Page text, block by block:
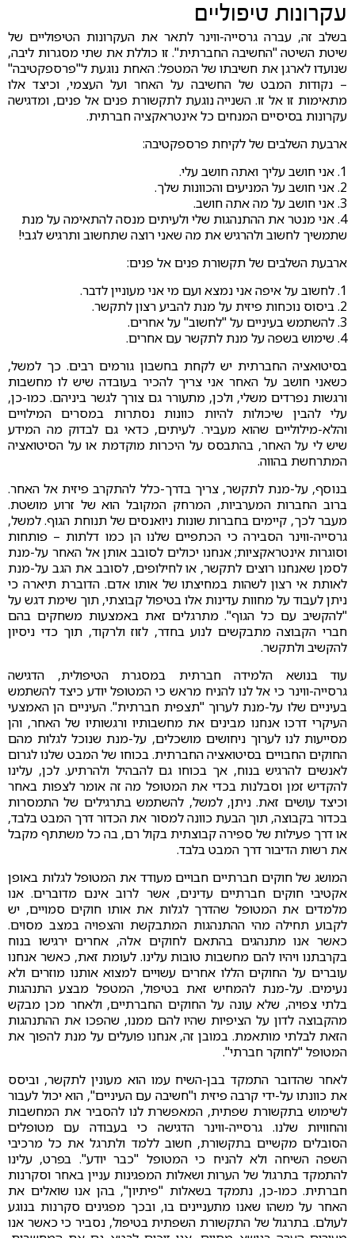
עקרונות טיפוליים
בשלב זה, עברה גרסייה-ווינר לתאר את העקרונות הטיפוליים של
שיטת השיטה "החשיבה החברתית". זו כוללת את שתי מסגרות ליבה,
שנועדו לארגן את חשיבתו של המטפל: האחת נוגעת ל"פרספקטיבה"
– נקודות המבט של החשיבה על האחר ועל העצמי, וכיצד אלו
מתאימות זו אל זו. השנייה נוגעת לתקשורת פנים אל פנים, ומדגישה
עקרונות בסיסיים המנחים כל אינטראקציה חברתית.
ארבעת השלבים של לקיחת פרספקטיבה:
1. אני חושב עליך ואתה חושב עלי.
2. אני חושב על המניעים והכוונות שלך.
3. אני חושב על מה אתה חושב.
4. אני מנטר את ההתנהגות שלי ולעיתים מנסה להתאימה על מנת
שתמשיך לחשוב ולהרגיש את מה שאני רוצה שתחשוב ותרגיש לגבי!
ארבעת השלבים של תקשורת פנים אל פנים:
1. לחשוב על איפה אני נמצא ועם מי אני מעוניין לדבר.
2. ביסוס נוכחות פיזית על מנת להביע רצון לתקשר.
3. להשתמש בעיניים על "לחשוב" על אחרים.
4. שימוש בשפה על מנת לתקשר עם אחרים.
בסיטואציה החברתית יש לקחת בחשבון גורמים רבים. כך למשל,
כשאני חושב על האחר אני צריך להכיר בעובדה שיש לו מחשבות
ורגשות נפרדים משלי, ולכן, מתעורר גם צורך לגשר ביניהם. כמו-כן,
עלי להבין שיכולות להיות כוונות נסתרות במסרים המילויים
והלא-מילוליים שהוא מעביר. לעיתים, כדאי גם לבדוק מה המידע
שיש לי על האחר, בהתבסס על היכרות מוקדמת או על הסיטואציה
המתרחשת בהווה.
בנוסף, על-מנת לתקשר, צריך בדרך-כלל להתקרב פיזית אל האחר.
ברוב החברות המערביות, המרחק המקובל הוא של זרוע מושטת.
מעבר לכך, קיימים בחברות שונות ניואנסים של תנוחת הגוף. למשל,
גרסייה-ווינר הסבירה כי הכתפיים שלנו הן כמו דלתות – פותחות
וסוגרות אינטראקציות; אנחנו יכולים לסובב אותן אל האחר על-מנת
לסמן שאנחנו רוצים לתקשר, או לחילופים, לסובב את הגב על-מנת
לאותת אי רצון לשהות במחיצתו של אותו אדם. הדוברת תיארה כי
ניתן לעבוד על מחוות עדינות אלו בטיפול קבוצתי, תוך שימת דגש על
"להקשיב עם כל הגוף". מתרגלים זאת באמצעות משחקים בהם
חברי הקבוצה מתבקשים לנוע בחדר, לזוז ולרקוד, תוך כדי ניסיון
להקשיב ולתקשר.
עוד בנושא הלמידה חברתית במסגרת הטיפולית, הדגישה
גרסייה-ווינר כי אל לנו להניח מראש כי המטופל יודע כיצד להשתמש
בעיניים שלו על-מנת לערוך "תצפית חברתית". העיניים הן האמצעי
העיקרי דרכו אנחנו מבינים את מחשבותיו ורגשותיו של האחר, והן
מסייעות לנו לערוך ניחושים מושכלים, על-מנת שנוכל לגלות מהם
החוקים החבויים בסיטואציה החברתית. בכוחו של המבט שלנו לגרום
לאנשים להרגיש בנוח, אך בכוחו גם להבהיל ולהרתיע. לכן, עלינו
להקדיש זמן וסבלנות בכדי את המטופל מה זה אומר לצפות באחר
וכיצד עושים זאת. ניתן, למשל, להשתמש בתרגילים של התמסרות
בכדור בקבוצה, תוך הבעת כוונה למסור את הכדור דרך המבט בלבד,
או דרך פעילות של ספירה קבוצתית בקול רם, בה כל משתתף מקבל
את רשות הדיבור דרך המבט בלבד.
המושג של חוקים חברתיים חבויים מעודד את המטופל לגלות באופן
אקטיבי חוקים חברתיים עדינים, אשר לרוב אינם מדוברים. אנו
מלמדים את המטופל שהדרך לגלות את אותו חוקים סמויים, יש
לקבוע תחילה מהי ההתנהגות המתבקשת והצפויה במצב מסוים.
כאשר אנו מתנהגים בהתאם לחוקים אלה, אחרים ירגישו בנוח
בקרבתנו ויהיו להם מחשבות טובות עלינו. לעומת זאת, כאשר אנחנו
עוברים על החוקים הללו אחרים עשויים למצוא אותנו מוזרים ולא
נעימים. על-מנת להמחיש זאת בטיפול, המטפל מבצע התנהגות
בלתי צפויה, שלא עונה על החוקים החברתיים, ולאחר מכן מבקש
מהקבוצה לדון על הציפיות שהיו להם ממנו, שהפכו את ההתנהגות
הזאת לבלתי מותאמת. במובן זה, אנחנו פועלים על מנת להפוך את
המטופל "לחוקר חברתי".
לאחר שהדובר התמקד בבן-השיח עמו הוא מעונין לתקשר, וביסס
את כוונתו על-ידי קרבה פיזית ו"חשיבה עם העיניים", הוא יכול לעבור
לשימוש בתקשורת שפתית, המאפשרת לנו להסביר את המחשבות
והחוויות שלנו. גרסייה-ווינר הדגישה כי בעבודה עם מטופלים
הסובלים מקשיים בתקשורת, חשוב ללמד ולתרגל את כל מרכיבי
השפה השיחה ולא להניח כי המטופל "כבר יודע". בפרט, עלינו
להתמקד בתרגול של הערות ושאלות המפגינות עניין באחר וסקרנות
חברתית. כמו-כן, נתמקד בשאלות "פיתיון", בהן אנו שואלים את
האחר על משהו שאנו מתעניינים בו, ובכך מפגינים סקרנות בנוגע
לעולם. בתרגול של התקשורת השפתית בטיפול, נסביר כי כאשר אנו